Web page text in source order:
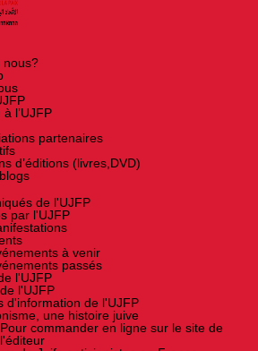
nous?
l’UJFP
partenaires
d’éditions (livres,DVD)
de l'UJFP
par l'UJFP
à venir
passés
l'UJFP
l'UJFP
d'information de l'UJFP
une histoire juive
Pour commander en ligne sur le site de
l'éditeur